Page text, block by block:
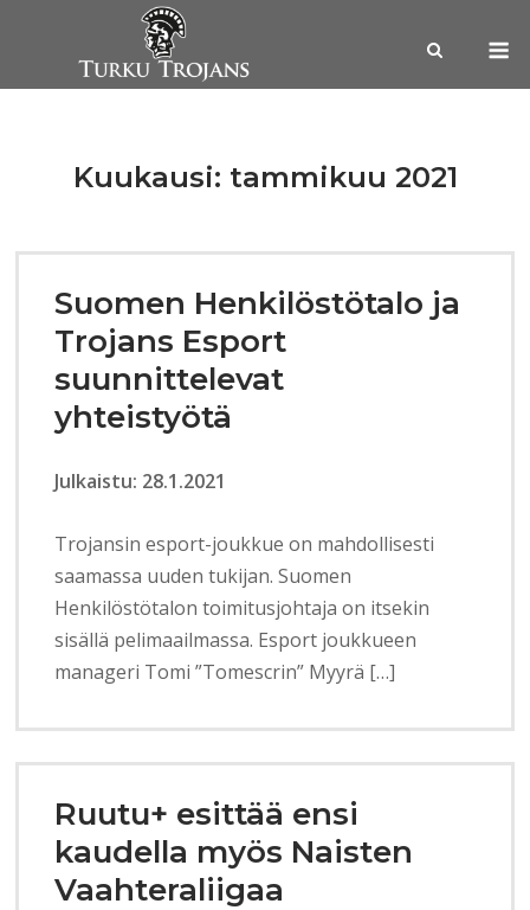
Kuukausi: tammikuu 2021
Suomen Henkilöstötalo ja
Trojans Esport
suunnittelevat
yhteistyötä
Julkaistu: 28.1.2021
Trojansin esport-joukkue on mahdollisesti
saamassa uuden tukijan. Suomen
Henkilöstötalon toimitusjohtaja on itsekin
sisällä pelimaailmassa. Esport joukkueen
manageri Tomi ”Tomescrin” Myyrä […]
Ruutu+ esittää ensi
kaudella myös Naisten
Vaahteraliigaa